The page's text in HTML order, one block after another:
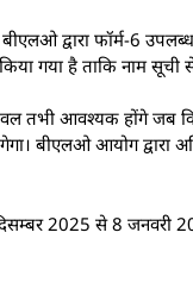
द्वारा फॉर्म-6 उपलब्ध
गया है ताकि नाम सूची
आवश्यक होंगे जब किसी
बीएलओ आयोग
2025 से 8 जनवरी